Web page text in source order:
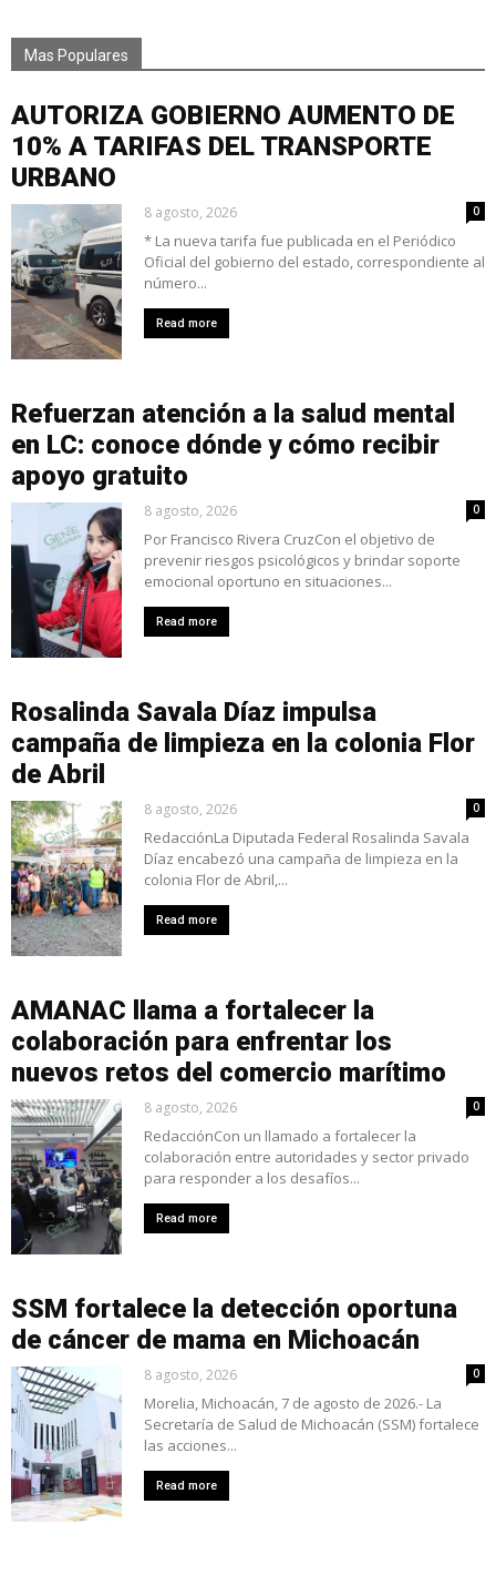
Mas Populares
AUTORIZA GOBIERNO AUMENTO DE
10% A TARIFAS DEL TRANSPORTE
URBANO
8 agosto, 2026 0
* La nueva tarifa fue publicada en el Periódico
Oficial del gobierno del estado, correspondiente al
número...
Read more
Refuerzan atención a la salud mental
en LC: conoce dónde y cómo recibir
apoyo gratuito
8 agosto, 2026 0
Por Francisco Rivera CruzCon el objetivo de
prevenir riesgos psicológicos y brindar soporte
emocional oportuno en situaciones...
Read more
Rosalinda Savala Díaz impulsa
campaña de limpieza en la colonia Flor
de Abril
8 agosto, 2026 0
RedacciónLa Diputada Federal Rosalinda Savala
Díaz encabezó una campaña de limpieza en la
colonia Flor de Abril,...
Read more
AMANAC llama a fortalecer la
colaboración para enfrentar los
nuevos retos del comercio marítimo
8 agosto, 2026 0
RedacciónCon un llamado a fortalecer la
colaboración entre autoridades y sector privado
para responder a los desafíos...
Read more
SSM fortalece la detección oportuna
de cáncer de mama en Michoacán
8 agosto, 2026 0
Morelia, Michoacán, 7 de agosto de 2026.- La
Secretaría de Salud de Michoacán (SSM) fortalece
las acciones...
Read more